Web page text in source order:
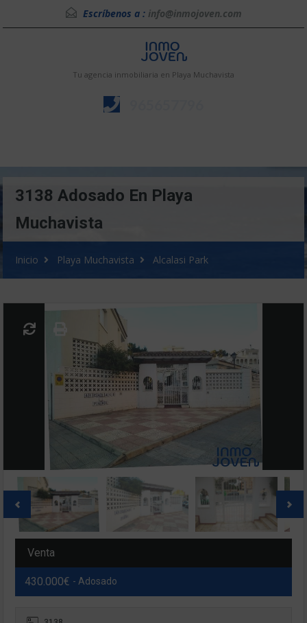
Escríbenos a : info@inmojoven.com
Tu agencia inmobiliaria en Playa Muchavista
3138 Adosado En Playa
Muchavista
Inicio Playa Muchavista Alcalasi Park
Venta
430.000€ - Adosado